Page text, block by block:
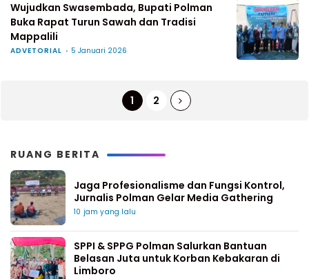
Wujudkan Swasembada, Bupati Polman
Buka Rapat Turun Sawah dan Tradisi
Mappalili
ADVETORIAL 5 Januari 2026
1 2
RUANG BERITA
Jaga Profesionalisme dan Fungsi Kontrol,
Jurnalis Polman Gelar Media Gathering
10 jam yang lalu
SPPI & SPPG Polman Salurkan Bantuan
Belasan Juta untuk Korban Kebakaran di
Limboro